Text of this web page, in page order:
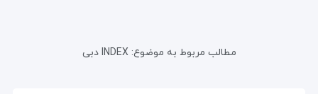
مطالب مربوط به موضوع:INDEX دبی